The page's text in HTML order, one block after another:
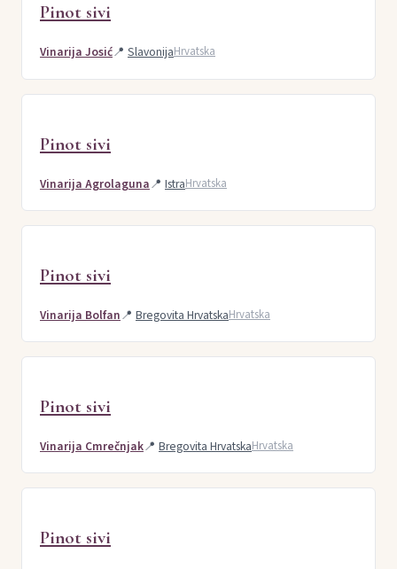
Pinot sivi
Vinarija Josić📍 SlavonijaHrvatska
Pinot sivi
Vinarija Agrolaguna📍 IstraHrvatska
Pinot sivi
Vinarija Bolfan📍 Bregovita HrvatskaHrvatska
Pinot sivi
Vinarija Cmrečnjak📍 Bregovita HrvatskaHrvatska
Pinot sivi